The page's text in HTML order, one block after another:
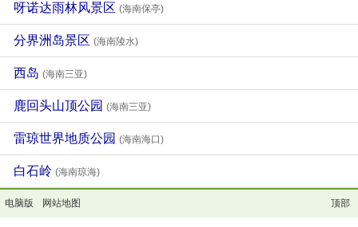
呀诺达雨林风景区 (海南保亭)
分界洲岛景区 (海南陵水)
西岛 (海南三亚)
鹿回头山顶公园 (海南三亚)
雷琼世界地质公园 (海南海口)
白石岭 (海南琼海)
电脑版 网站地图 顶部